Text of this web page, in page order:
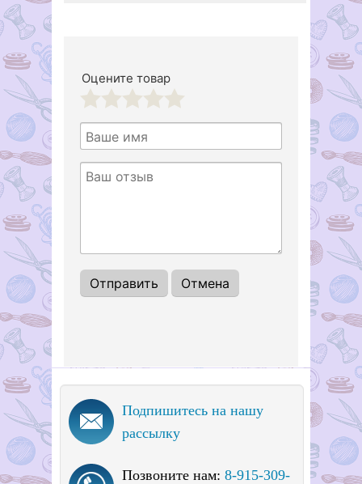
Оцените товар
Подпишитесь на нашу
рассылку
Позвоните нам: 8-915-309-